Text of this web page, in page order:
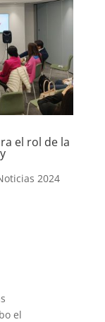
el rol de la
2024
el